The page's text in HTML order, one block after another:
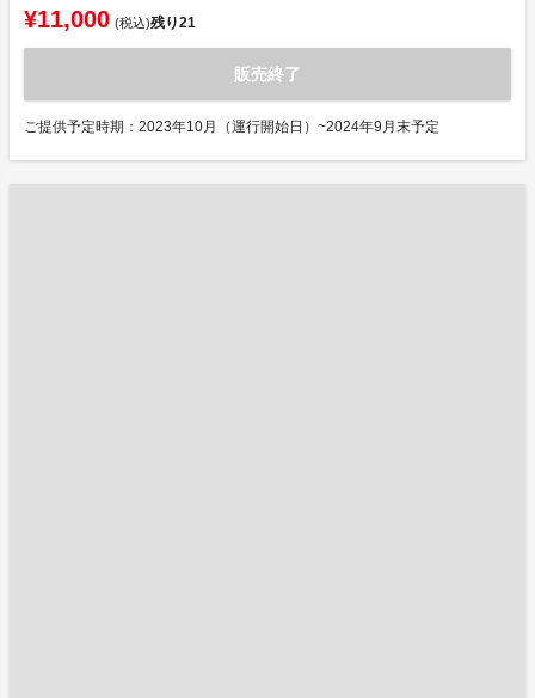
¥11,000 (税込)残り21
販売終了
ご提供予定時期：2023年10月（運行開始日）~2024年9月末予定